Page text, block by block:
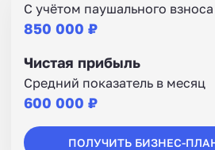
С учётом паушального взноса
850 000 ₽
Чистая прибыль
Средний показатель в месяц
600 000 ₽
ПОЛУЧИТЬ БИЗНЕС-